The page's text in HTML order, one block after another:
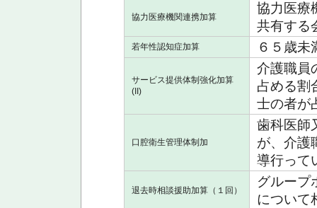
協力医療機関連携加算
協力医療
共有する
若年性認知症加算 ６５歳未
サービス提供体制強化加算
(II)
介護職員
占める割
士の者が
口腔衛生管理体制加
歯科医師
が、介護
導行って
退去時相談援助加算（１回）
グループ
について